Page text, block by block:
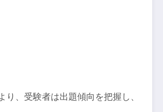
、受験者は出題傾向を把握し、